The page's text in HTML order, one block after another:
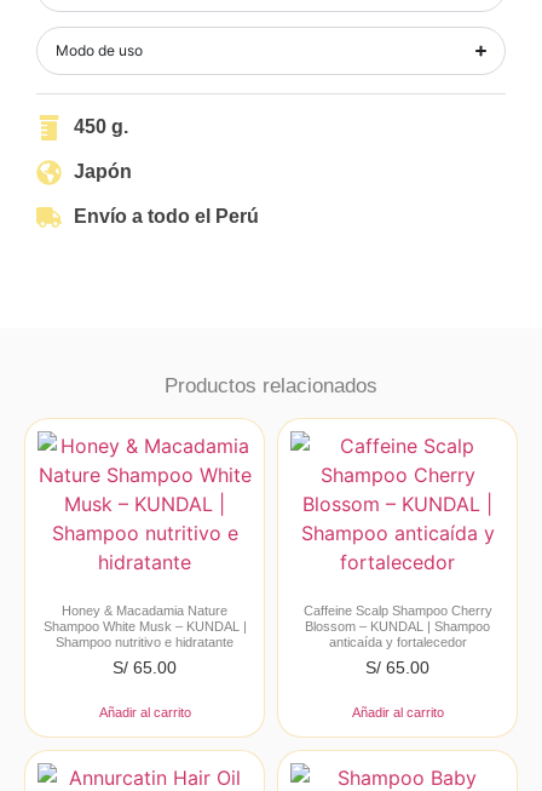
Modo de uso
450 g.
Japón
Envío a todo el Perú
Productos relacionados
Honey & Macadamia Nature
Shampoo White Musk – KUNDAL |
Shampoo nutritivo e hidratante
S/ 65.00
Añadir al carrito
Caffeine Scalp Shampoo Cherry
Blossom – KUNDAL | Shampoo
anticaída y fortalecedor
S/ 65.00
Añadir al carrito